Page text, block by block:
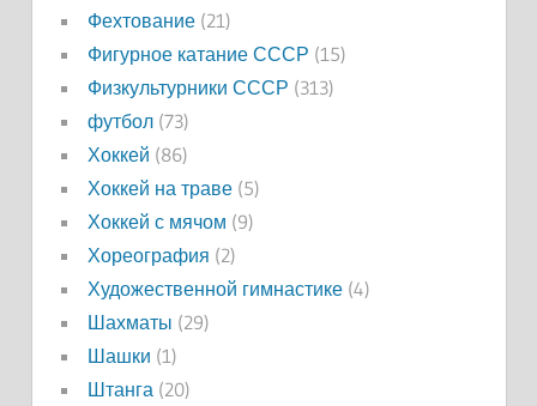
Фехтование(21)
Фигурное катание СССР (15)
Физкультурники СССР (313)
футбол(73)
Хоккей (86)
Хоккей на траве(5)
Хоккей с мячом (9)
Хореография (2)
Художественной гимнастике(4)
Шахматы (29)
Шашки (1)
Штанга (20)